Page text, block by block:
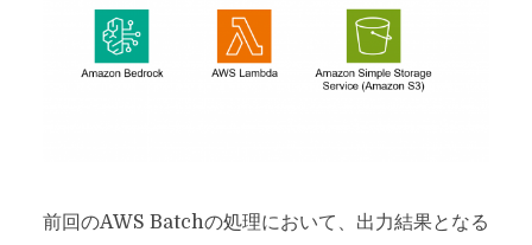
前回のAWS Batchの処理において、出力結果となる